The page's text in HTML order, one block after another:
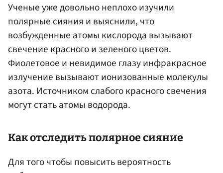
Ученые уже довольно неплохо изучили
полярные сияния и выяснили, что
возбужденные атомы кислорода вызывают
свечение красного и зеленого цветов.
Фиолетовое и невидимое глазу инфракрасное
излучение вызывают ионизованные молекулы
азота. Источником слабого красного свечения
могут стать атомы водорода.
Как отследить полярное сияние
Для того чтобы повысить вероятность